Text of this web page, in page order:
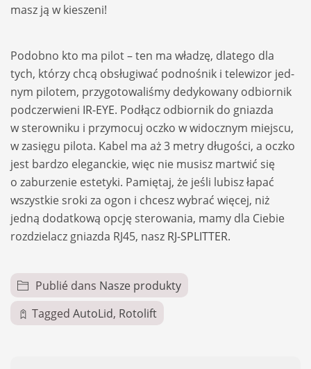
masz ją w kie­szeni!
Podobno kto ma pilot – ten ma wła­dzę, dla­tego dla
tych, któ­rzy chcą obsłu­gi­wać podno­śnik i tele­wi­zor jed­
nym pilo­tem, przy­go­to­wa­li­śmy dedy­ko­wany odbior­nik
pod­czer­wieni IR-EYE. Podłącz odbior­nik do gniazda
w ste­row­niku i przy­mo­cuj oczko w widocz­nym miej­scu,
w zasięgu pilota. Kabel ma aż 3 metry dłu­go­ści, a oczko
jest bar­dzo ele­ganc­kie, więc nie musisz mar­twić się
o zabu­rze­nie este­tyki. Pamię­taj, że jeśli lubisz łapać
wszyst­kie sroki za ogon i chcesz wybrać wię­cej, niż
jedną dodat­kową opcję ste­ro­wa­nia, mamy dla Cie­bie
roz­dzie­lacz gniazda RJ45, nasz RJ-SPLITTER.
Publié dans Nasze produkty
Tagged AutoLid, Rotolift